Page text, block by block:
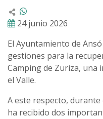
24 junio 2026
El Ayuntamiento de
gestiones para la
Camping de Zuriza,
el Valle.
A este respecto,
ha recibido dos